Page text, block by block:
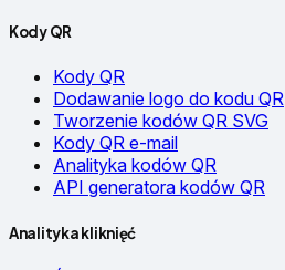
Kody QR
Kody QR
Dodawanie logo do kodu QR
Tworzenie kodów QR SVG
Kody QR e-mail
Analityka kodów QR
API generatora kodów QR
Analityka kliknięć